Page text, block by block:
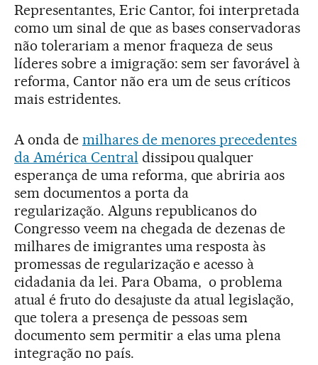
Representantes, Eric Cantor, foi interpretada
como um sinal de que as bases conservadoras
não tolerariam a menor fraqueza de seus
líderes sobre a imigração: sem ser favorável à
reforma, Cantor não era um de seus críticos
mais estridentes.
A onda de milhares de menores precedentes
da América Central dissipou qualquer
esperança de uma reforma, que abriria aos
sem documentos a porta da
regularização. Alguns republicanos do
Congresso veem na chegada de dezenas de
milhares de imigrantes uma resposta às
promessas de regularização e acesso à
cidadania da lei. Para Obama, o problema
atual é fruto do desajuste da atual legislação,
que tolera a presença de pessoas sem
documento sem permitir a elas uma plena
integração no país.